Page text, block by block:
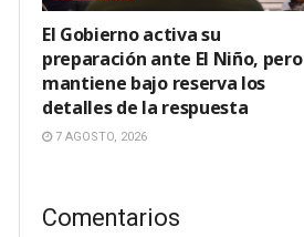
El Gobierno activa su
preparación ante El Niño, pero
mantiene bajo reserva los
detalles de la respuesta
7 AGOSTO, 2026
Comentarios